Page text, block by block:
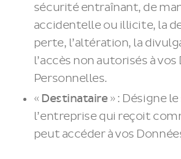
sécurité entraînant, de
accidentelle ou illicite, la
perte, l’altération, la
l’accès non autorisés à vos
Personnelles.
« Destinataire » : Désigne
l’entreprise qui reçoit
peut accéder à vos